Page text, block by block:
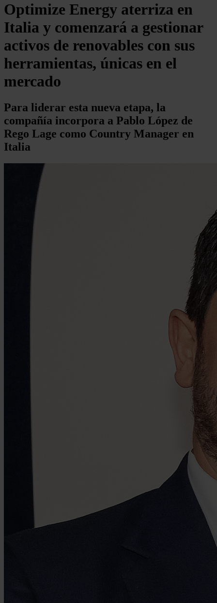
Optimize Energy aterriza en
Italia y comenzará a gestionar
activos de renovables con sus
herramientas, únicas en el
mercado
Para liderar esta nueva etapa, la
compañía incorpora a Pablo López de
Rego Lage como Country Manager en
Italia